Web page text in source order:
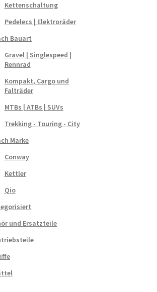
Kettenschaltung
Pedelecs | Elektroräder
Bauart
Gravel | Singlespeed |
Rennrad
Kompakt, Cargo und
Falträder
MTBs | ATBs | SUVs
Trekking - Touring - City
Marke
Conway
Kettler
Qio
und Ersatzteile